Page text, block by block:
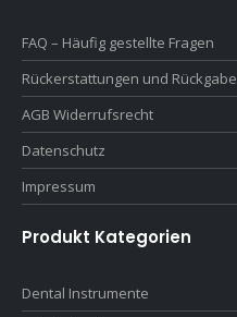
FAQ – Häufig gestellte Fragen
Rückerstattungen und Rückgabe
AGB Widerrufsrecht
Datenschutz
Impressum
Produkt Kategorien
Dental Instrumente